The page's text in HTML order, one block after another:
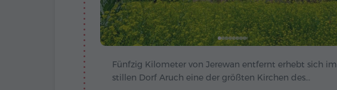
Fünfzig Kilometer von Jerewan entfernt erhebt sich im
stillen Dorf Aruch eine der größten Kirchen des